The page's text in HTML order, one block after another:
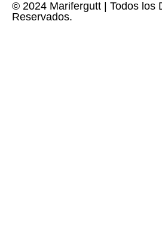
© 2024 Marifergutt | Todos los
Reservados.